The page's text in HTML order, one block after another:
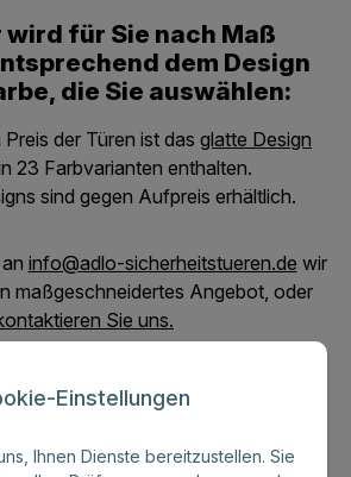
Einstellungen
Ihnen Dienste bereitzustellen. Sie
wird für Sie nach Maß
dem Design
die Sie auswählen:
der Türen ist das glatte Design
23 Farbvarianten enthalten.
sind gegen Aufpreis erhältlich.
info@adlo-sicherheitstueren.de wir
maßgeschneidertes Angebot, oder
Sie uns.